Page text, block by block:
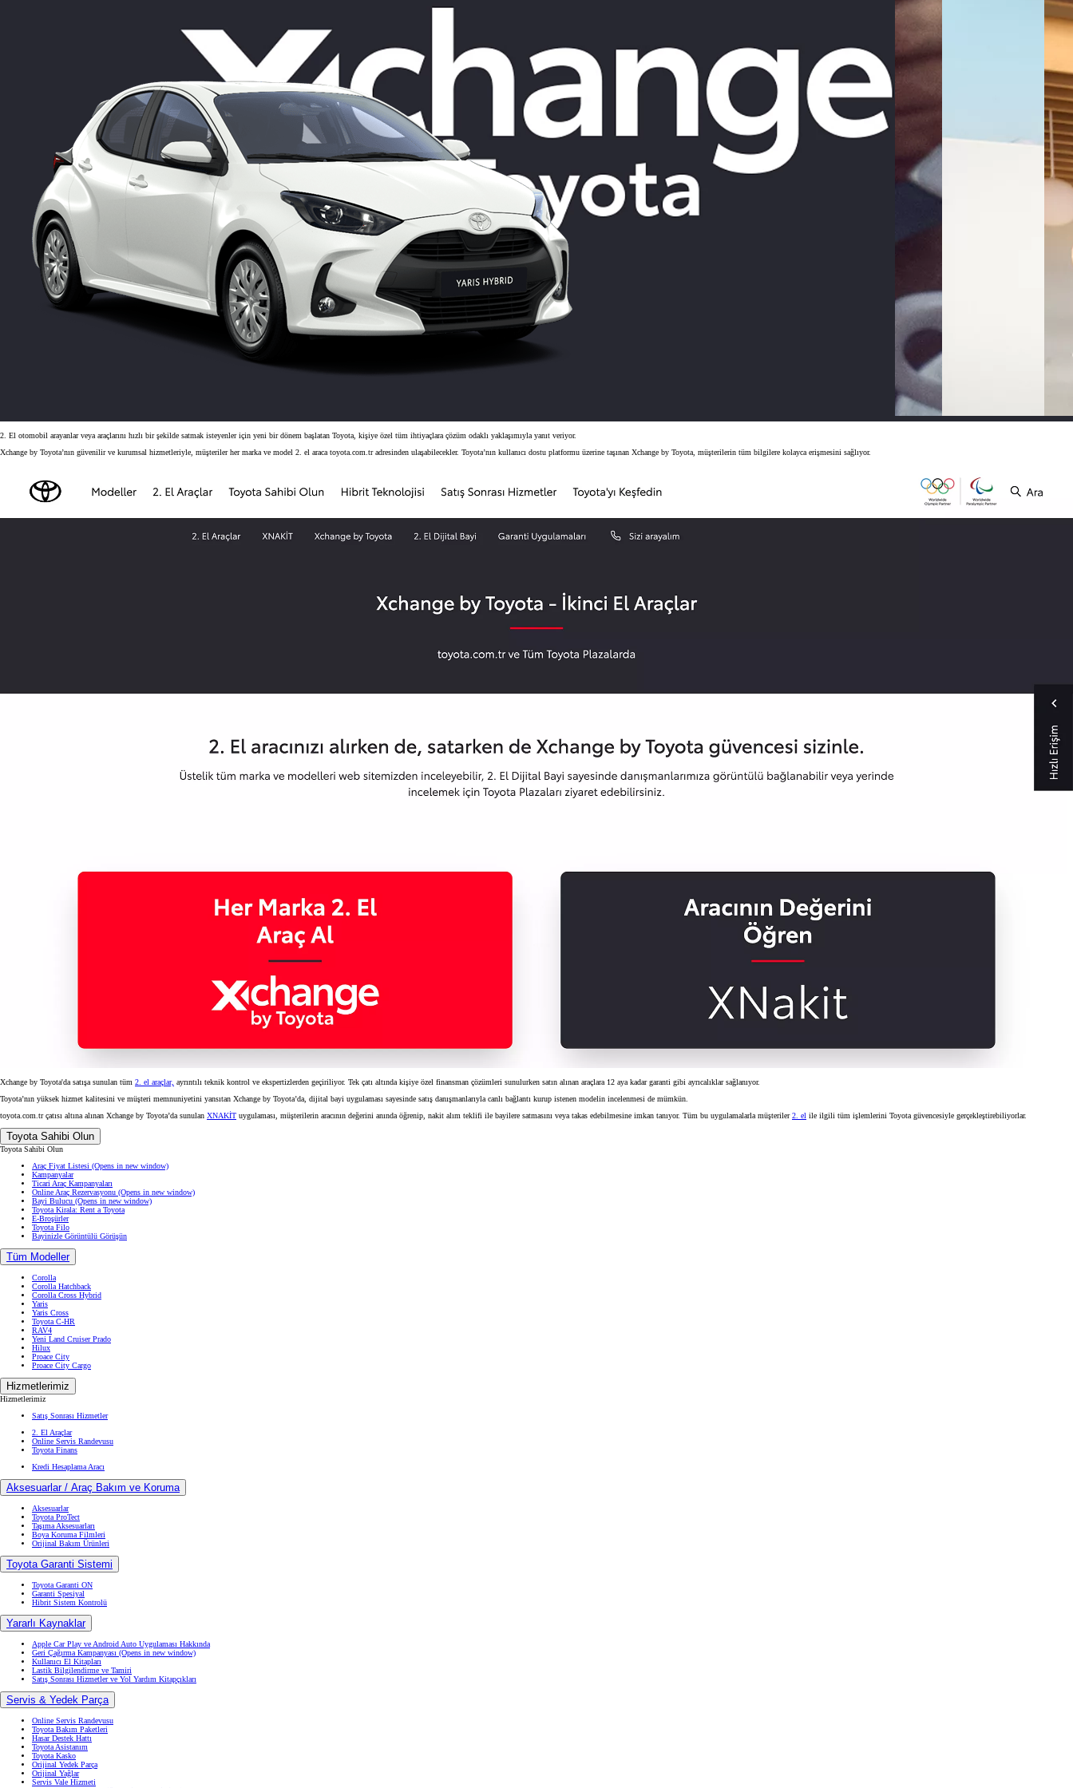
2. El otomobil arayanlar veya araçlarını hızlı bir şekilde satmak isteyenler için yeni bir dönem başlatan Toyota, kişiye özel tüm ihtiyaçlara çözüm odaklı yaklaşımıyla yanıt veriyor.
Xchange by Toyota’nın güvenilir ve kurumsal hizmetleriyle, müşteriler her marka ve model 2. el araca toyota.com.tr adresinden ulaşabilecekler. Toyota’nın kullanıcı dostu platformu üzerine taşınan Xchange by Toyota, müşterilerin tüm bilgilere kolayca erişmesini sağlıyor.
Xchange by Toyota'da satışa sunulan tüm 2. el araçlar, ayrıntılı teknik kontrol ve ekspertizlerden geçiriliyor. Tek çatı altında kişiye özel finansman çözümleri sunulurken satın alınan araçlara 12 aya kadar garanti gibi ayrıcalıklar sağlanıyor.
Toyota’nın yüksek hizmet kalitesini ve müşteri memnuniyetini yansıtan Xchange by Toyota’da, dijital bayi uygulaması sayesinde satış danışmanlarıyla canlı bağlantı kurup istenen modelin incelenmesi de mümkün.
toyota.com.tr çatısı altına alınan Xchange by Toyota’da sunulan XNAKİT uygulaması, müşterilerin aracının değerini anında öğrenip, nakit alım teklifi ile bayilere satmasını veya takas edebilmesine imkan tanıyor. Tüm bu uygulamalarla müşteriler2. el ile ilgili tüm işlemlerini Toyota güvencesiyle gerçekleştirebiliyorlar.
Toyota Sahibi Olun
Toyota Sahibi Olun
Araç Fiyat Listesi (Opens in new window)
Kampanyalar
Ticari Araç Kampanyaları
Online Araç Rezervasyonu (Opens in new window)
Bayi Bulucu (Opens in new window)
Toyota Kirala: Rent a Toyota
E-Broşürler
Toyota Filo
Bayinizle Görüntülü Görüşün
Tüm Modeller
Corolla
Corolla Hatchback
Corolla Cross Hybrid
Yaris
Yaris Cross
Toyota C-HR
RAV4
Yeni Land Cruiser Prado
Hilux
Proace City
Proace City Cargo
Hizmetlerimiz
Hizmetlerimiz
Satış Sonrası Hizmetler
2. El Araçlar
Online Servis Randevusu
Toyota Finans
Kredi Hesaplama Aracı
Aksesuarlar / Araç Bakım ve Koruma
Aksesuarlar
Toyota ProTect
Taşıma Aksesuarları
Boya Koruma Filmleri
Orijinal Bakım Ürünleri
Toyota Garanti Sistemi
Toyota Garanti ON
Garanti Spesiyal
Hibrit Sistem Kontrolü
Yararlı Kaynaklar
Apple Car Play ve Android Auto Uygulaması Hakkında
Geri Çağırma Kampanyası (Opens in new window)
Kullanıcı El Kitapları
Lastik Bilgilendirme ve Tamiri
Satış Sonrası Hizmetler ve Yol Yardım Kitapçıkları
Servis & Yedek Parça
Online Servis Randevusu
Toyota Bakım Paketleri
Hasar Destek Hattı
Toyota Asistanım
Toyota Kasko
Orijinal Yedek Parça
Orijinal Yağlar
Servis Vale Hizmeti